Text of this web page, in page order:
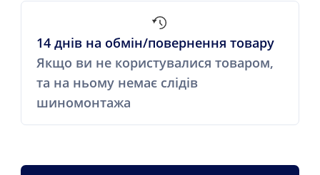
14 днів на обмін/повернення товару
Якщо ви не користувалися товаром,
та на ньому немає слідів
шиномонтажа